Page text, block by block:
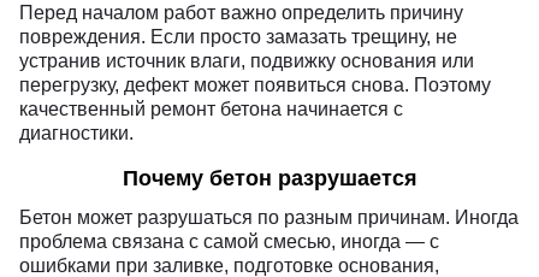
Пример 1. Ленточный фундамент 6х6
Пример 2. Ленточный фундамент 10х10
Пример 3. Плитный фундамент 100 м²
Пример 4. Плита 10х10 толщиной 300 мм
Почему лучше заказывать бетон с завода
Как правильно заказать бетон на
фундамент
Перед началом работ важно определить причину
повреждения. Если просто замазать трещину, не
устранив источник влаги, подвижку основания или
перегрузку, дефект может появиться снова. Поэтому
качественный ремонт бетона начинается с
диагностики.
Почему бетон разрушается
Бетон может разрушаться по разным причинам. Иногда
проблема связана с самой смесью, иногда — с
ошибками при заливке, подготовке основания,